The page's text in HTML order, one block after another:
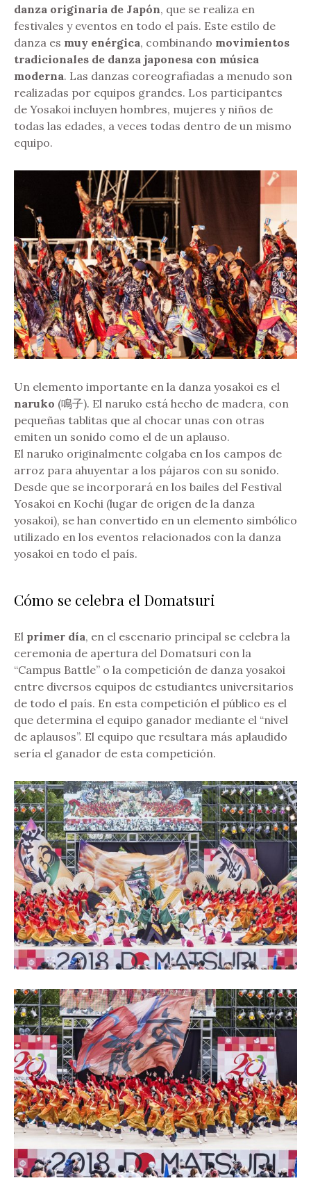
danza originaria de Japón, que se realiza en
festivales y eventos en todo el país. Este estilo de
danza es muy enérgica, combinando movimientos
tradicionales de danza japonesa con música
moderna. Las danzas coreografiadas a menudo son
realizadas por equipos grandes. Los participantes
de Yosakoi incluyen hombres, mujeres y niños de
todas las edades, a veces todas dentro de un mismo
equipo.
Un elemento importante en la danza yosakoi es el
naruko (鳴子). El naruko está hecho de madera, con
pequeñas tablitas que al chocar unas con otras
emiten un sonido como el de un aplauso.
El naruko originalmente colgaba en los campos de
arroz para ahuyentar a los pájaros con su sonido.
Desde que se incorporará en los bailes del Festival
Yosakoi en Kochi (lugar de origen de la danza
yosakoi), se han convertido en un elemento simbólico
utilizado en los eventos relacionados con la danza
yosakoi en todo el país.
Cómo se celebra el Domatsuri
El primer día, en el escenario principal se celebra la
ceremonia de apertura del Domatsuri con la
“Campus Battle” o la competición de danza yosakoi
entre diversos equipos de estudiantes universitarios
de todo el país. En esta competición el público es el
que determina el equipo ganador mediante el “nivel
de aplausos”. El equipo que resultara más aplaudido
sería el ganador de esta competición.